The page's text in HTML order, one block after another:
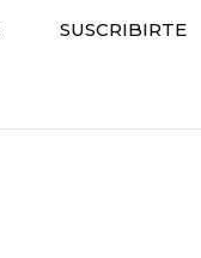
SUSCRIBIRTE